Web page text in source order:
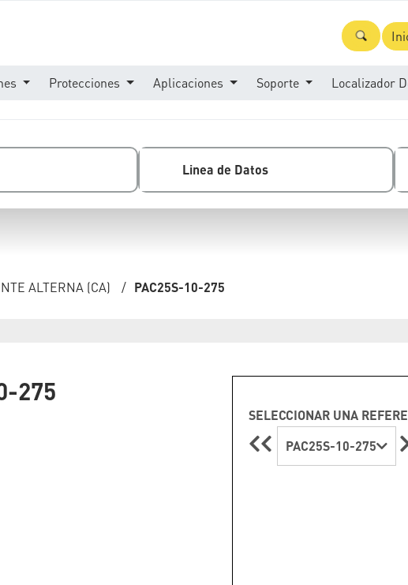
Protecciones Aplicaciones Soporte Localizador
Linea de Datos
ALTERNA (CA) / PAC25S-10-275
275
SELECCIONAR UNA
PAC25S-10-275